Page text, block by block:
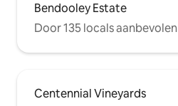
Bendooley Estate
Door 135 locals aanbevolen
Centennial Vineyards